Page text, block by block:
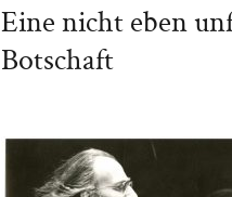
Eine nicht eben
Botschaft